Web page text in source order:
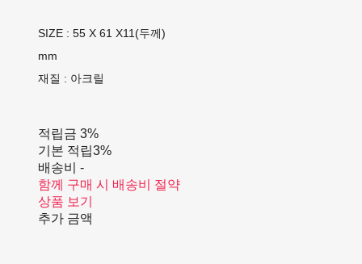
SIZE : 55 X 61 X11(두께)
mm
재질 : 아크릴
적립금 3%
기본 적립3%
배송비 -
함께 구매 시 배송비 절약
상품 보기
추가 금액